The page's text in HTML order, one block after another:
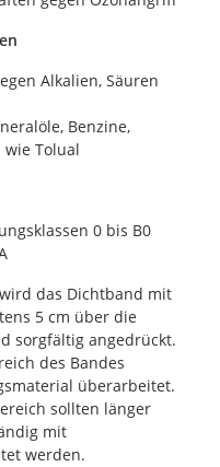
Alkalien, Säuren
Benzine,
Tolual
0 bis B0
das Dichtband mit
5 cm über die
sorgfältig angedrückt.
des Bandes
überarbeitet.
sollten länger
mit
werden.